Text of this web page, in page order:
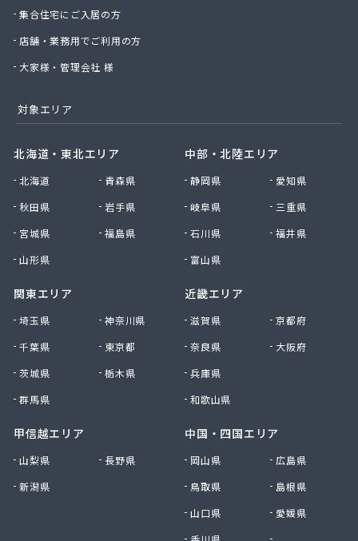
西部燃料ガス株式会社
石井商店
石崎平八郎商店
赤羽根プロパンガス
赤羽燃料店
川津商店
川俣商販株式会社
早見商店
足利ガス事業組合配送センター
足利団地ガス株式会社
大塚プロパン
大田原エルピーガス保安センター協同組合
谷中田プロパン店
中央セントラルガス株式会社 宇都宮営業所
中央セントラルガス株式会社 那須営業所
町田屋商店出光興産大沢給油所
津吹商店
津田商店
集合住宅にご入居の方
店舗・業務用でご利用の方
大家様・管理会社 様
対象エリア
北海道・東北エリア
北海道
青森県
秋田県
岩手県
宮城県
福島県
山形県
関東エリア
埼玉県
神奈川県
千葉県
東京都
茨城県
栃木県
群馬県
甲信越エリア
山梨県
長野県
新潟県
中部・北陸エリア
静岡県
愛知県
岐阜県
三重県
石川県
福井県
富山県
近畿エリア
滋賀県
京都府
奈良県
大阪府
兵庫県
和歌山県
中国・四国エリア
岡山県
広島県
鳥取県
島根県
山口県
愛媛県